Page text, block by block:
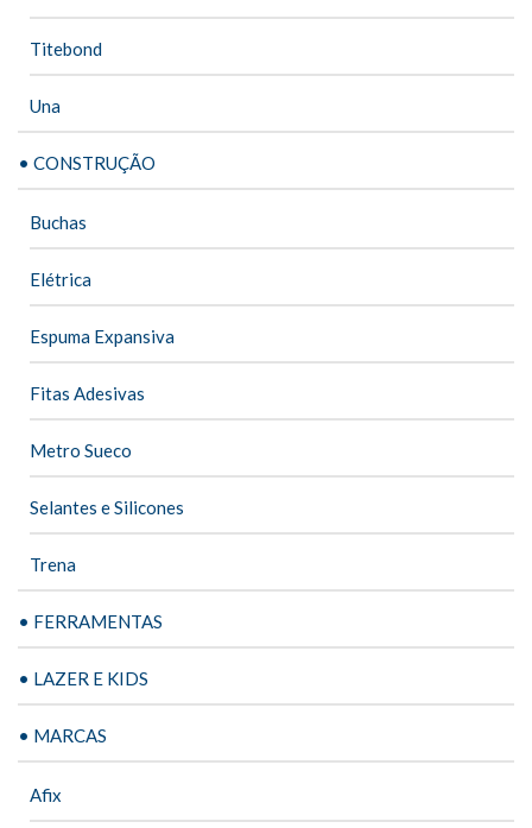
Titebond
Una
• CONSTRUÇÃO
Buchas
Elétrica
Espuma Expansiva
Fitas Adesivas
Metro Sueco
Selantes e Silicones
Trena
• FERRAMENTAS
• LAZER E KIDS
• MARCAS
Afix